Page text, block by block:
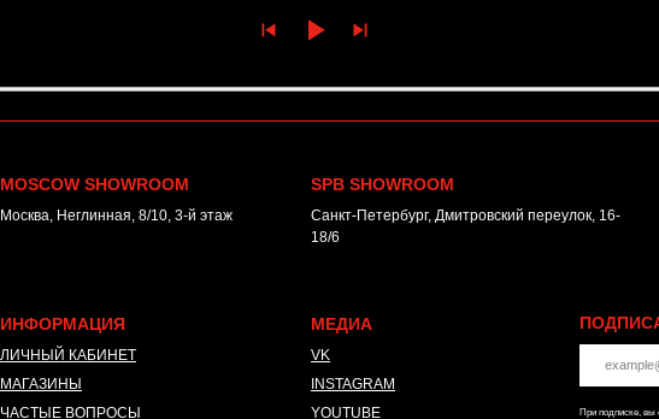
MOSCOW SHOWROOM
Москва, Неглинная, 8/10, 3-й этаж
SPB SHOWROOM
Санкт-Петербург, Дмитровский переулок, 16-
18/6
ЛИЧНЫЙ КАБИНЕТ
МАГАЗИНЫ
ЧАСТЫЕ ВОПРОСЫ
ИНФОРМАЦИЯ
VK
INSTAGRAM
YOUTUBE
При подписке, вы
МЕДИА